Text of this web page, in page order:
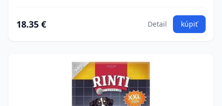
18.35 € Detail kúpiť